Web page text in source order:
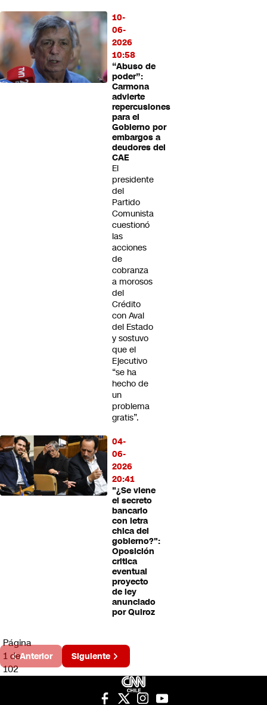
10-
06-
2026
10:58
“Abuso de
poder”:
Carmona
advierte
repercusiones
para el
Gobierno por
embargos a
deudores del
CAE
El
presidente
del
Partido
Comunista
cuestionó
las
acciones
de
cobranza
a morosos
del
Crédito
con Aval
del Estado
y sostuvo
que el
Ejecutivo
“se ha
hecho de
un
problema
gratis”.
04-
06-
2026
20:41
"¿Se viene
el secreto
bancario
con letra
chica del
gobierno?":
Oposición
critica
eventual
proyecto
de ley
anunciado
por Quiroz
Página
1 de
102
Anterior Siguiente